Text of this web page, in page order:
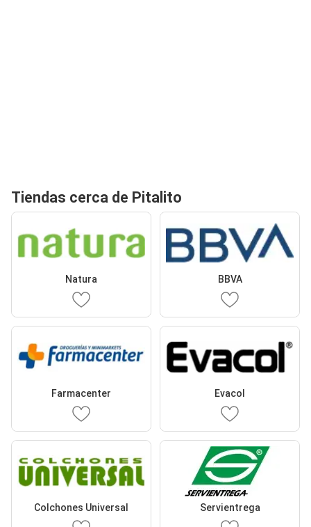
Tiendas cerca de Pitalito
Natura BBVA
Farmacenter Evacol
Colchones Universal Servientrega